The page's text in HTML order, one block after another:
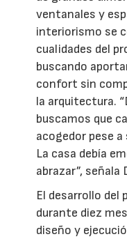
ventanales y
interiorismo se
cualidades del
buscando
confort sin
la arquitectura.
buscamos que
acogedor pese
La casa debía
abrazar”, señala
El desarrollo del
durante diez
diseño y